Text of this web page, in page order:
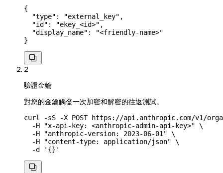
{
  "type"
: "external_key" ,
  "id"
: "ekey_<id>" ,
  "display_name"
:
"<friendly-name>"
}

2
驗證金鑰
對您的金鑰觸發一次加密和解密的往返測試。
curl -sS -X POST https://api.anthropic.com/v1/
  -H
"x-api-key: <anthropic-admin-api-key>" \
  -H
"anthropic-version: 2023-06-01" \
  -H
"content-type: application/json" \
  -d
'{}'
